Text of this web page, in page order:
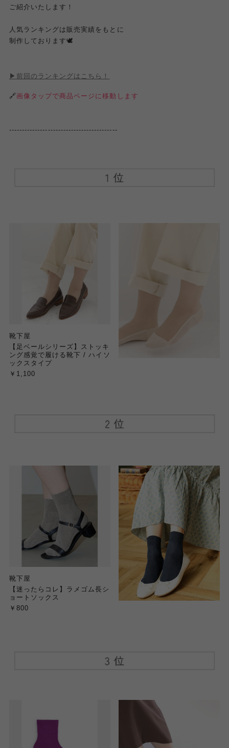
ご紹介いたします！
人気ランキングは販売実績をもとに
制作しております🕊️
▶︎前回のランキングはこちら！
🔗 画像タップで商品ページに移動します
------------------------------------------
靴下屋
【足ベールシリーズ】ストッキ
ング感覚で履ける靴下 / ハイソ
ックスタイプ
￥1,100
靴下屋
【迷ったらコレ】ラメゴム長シ
ョートソックス
￥800